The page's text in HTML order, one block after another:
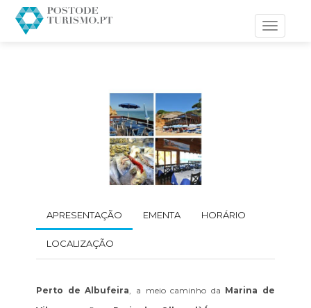
Toggle
APRESENTAÇÃO EMENTA HORÁRIO
LOCALIZAÇÃO
Perto de Albufeira, a meio caminho da Marina de